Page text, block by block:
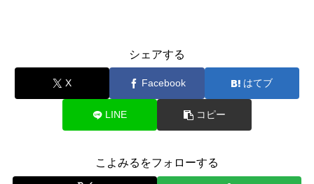
シェアする
X Facebook はてブ
LINE コピー
こよみるをフォローする